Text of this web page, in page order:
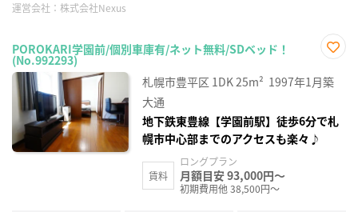
運営会社： 株式会社Nexus
POROKARI学園前/個別車庫有/ネット無料/SDベッド！
(No.992293)
に入
り登
札幌市豊平区 1DK25m² 1997年1月築
大通
地下鉄東豊線【学園前駅】徒歩6分で札
幌市中心部までのアクセスも楽々♪
賃料
ロングプラン
月額目安 93,000円～
初期費用他 38,500円～